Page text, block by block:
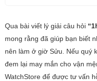
Qua bài viết lý giải câu hỏi
mong rằng đã giúp bạn biết
nên làm ở giờ Sửu. Nếu quý
đem lại may mắn cho vận
WatchStore để được tư vấn